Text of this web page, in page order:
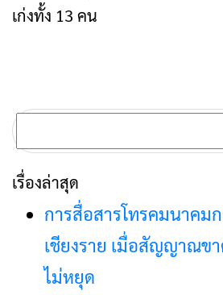
เก่งทั้ง 13 คน
ค้นหา
สำหรับ:
เรื่องล่าสุด
การสื่อสารโทรคมนาค
เชียงราย เมื่อสัญญาณข
ไม่หยุด